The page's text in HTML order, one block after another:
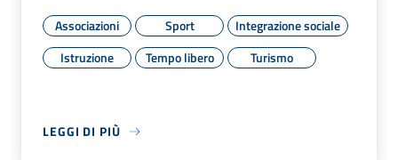
Associazioni Sport
Integrazione sociale
Istruzione
Tempo libero Turismo
LEGGI DI PIÙ